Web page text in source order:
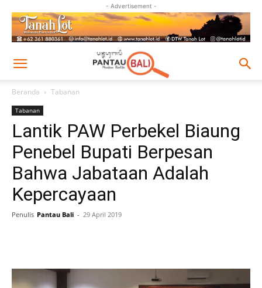
- Advertisement -
Beranda Tabanan
Tabanan
Lantik PAW Perbekel Biaung
Penebel Bupati Berpesan
Bahwa Jabataan Adalah
Kepercayaan
Penulis Pantau Bali - 29 April 2019